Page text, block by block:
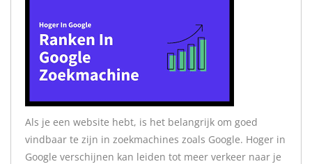
Als je een website hebt, is het belangrijk om goed
vindbaar te zijn in zoekmachines zoals Google. Hoger in
Google verschijnen kan leiden tot meer verkeer naar je